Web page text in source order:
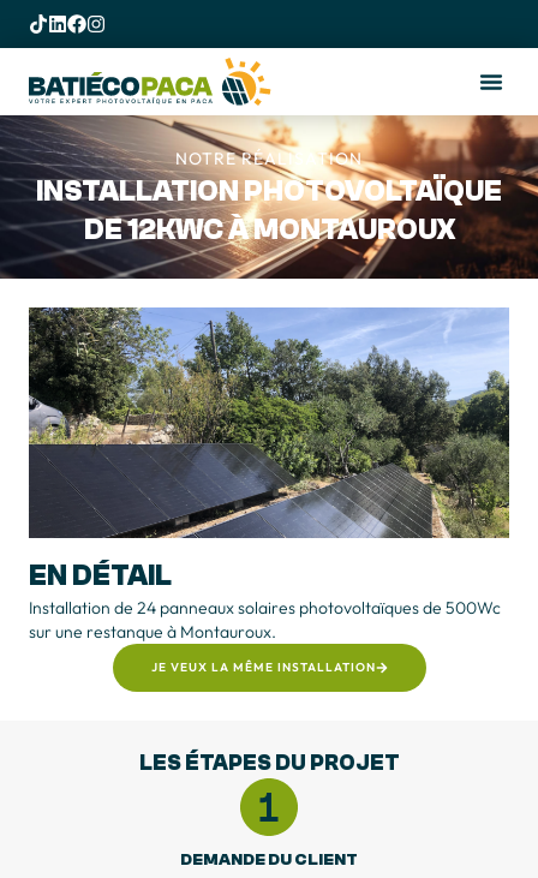
NOTRE RÉALISATION
INSTALLATION PHOTOVOLTAÏQUE
DE 12KWC À MONTAUROUX
EN DÉTAIL
Installation de 24 panneaux solaires photovoltaïques de 500Wc
sur une restanque à Montauroux.
JE VEUX LA MÊME INSTALLATION
LES ÉTAPES DU PROJET
DEMANDE DU CLIENT